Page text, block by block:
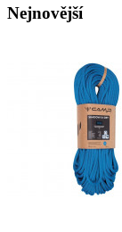
Nejnovější